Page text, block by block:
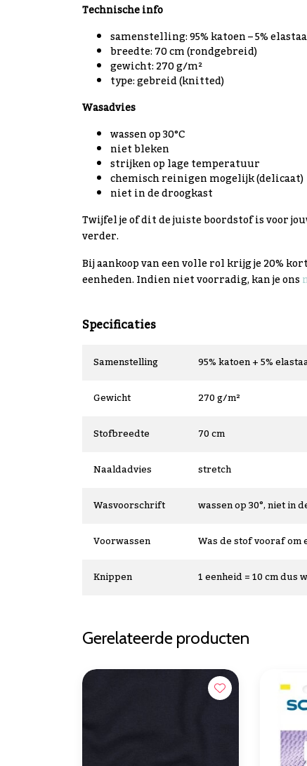
Technische info
samenstelling: 95% katoen – 5%
breedte: 70 cm (rondgebreid)
gewicht: 270 g/m²
type: gebreid (knitted)
Wasadvies
wassen op 30°C
niet bleken
strijken op lage temperatuur
chemisch reinigen mogelijk (delicaat)
niet in de droogkast
Twijfel je of dit de juiste boordstof is voor
verder.
Bij aankoop van een volle rol krijg je 20%
eenheden. Indien niet voorradig, kan je ons
Specificaties
Samenstelling
95% katoen + 5%
Gewicht
270 g/m²
Stofbreedte
70 cm
Naaldadvies
stretch
Wasvoorschrift
wassen op 30°, niet in
Voorwassen
Was de stof vooraf
Knippen
1 eenheid = 10 cm dus
Gerelateerde producten